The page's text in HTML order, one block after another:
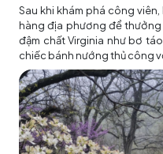
Sau khi khám phá công
hàng địa phương để
đậm chất Virginia như bơ
chiếc bánh nướng thủ công